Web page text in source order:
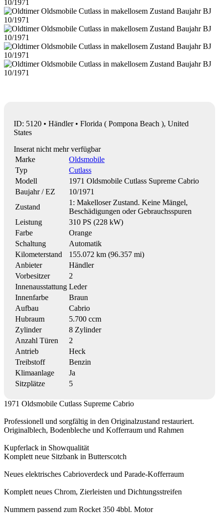
ID: 5120 • Händler • Florida ( Pompona Beach ), United
States
Inserat nicht mehr verfügbar
Marke
Oldsmobile
Typ
Cutlass
Modell
1971 Oldsmobile Cutlass Supreme Cabrio
Baujahr / EZ
10/1971
Zustand
1: Makelloser Zustand. Keine Mängel,
Beschädigungen oder Gebrauchsspuren
Leistung
310 PS (228 kW)
Farbe
Orange
Schaltung
Automatik
Kilometerstand
155.072 km (96.357 mi)
Anbieter
Händler
Vorbesitzer
2
Innenausstattung Leder
Innenfarbe
Braun
Aufbau
Cabrio
Hubraum
5.700 ccm
Zylinder
8 Zylinder
Anzahl Türen
2
Antrieb
Heck
Treibstoff
Benzin
Klimaanlage
Ja
Sitzplätze
5
1971 Oldsmobile Cutlass Supreme Cabrio
Professionell und sorgfältig in den Originalzustand restauriert.
Originalblech, Bodenbleche und Kofferraum und Rahmen
Kupferlack in Showqualität
Komplett neue Sitzbank in Butterscotch
Neues elektrisches Cabrioverdeck und Parade-Kofferraum
Komplett neues Chrom, Zierleisten und Dichtungsstreifen
Nummern passend zum Rocket 350 4bbl. Motor